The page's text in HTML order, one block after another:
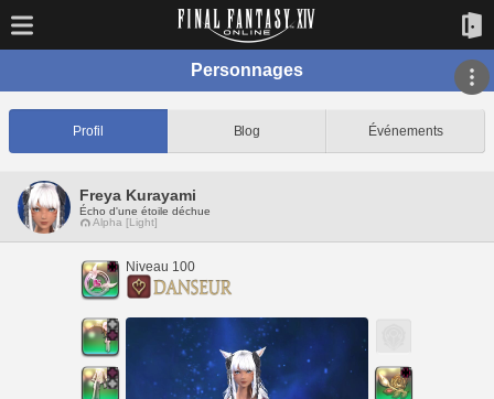
Personnages
Profil Blog Événements
Freya Kurayami
Écho d'une étoile déchue
Alpha [Light]
Niveau 100